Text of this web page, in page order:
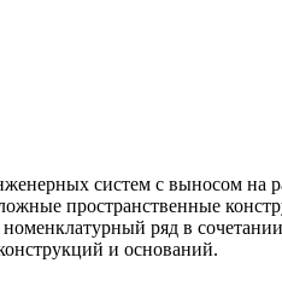
систем с выносом
пространственные
ряд в
и оснований.